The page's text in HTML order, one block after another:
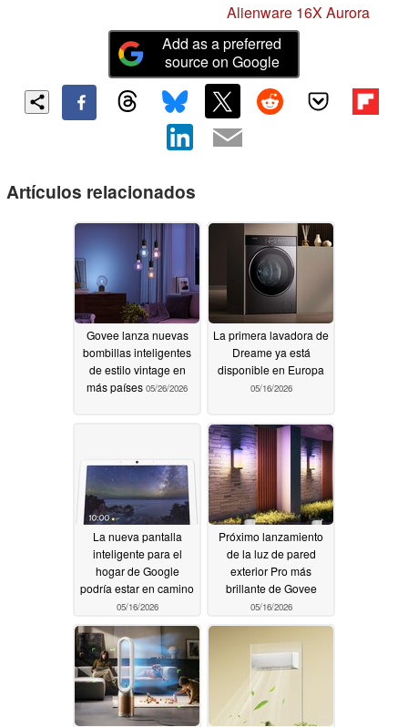
Alienware 16X Aurora
Add as a preferred
source on Google
Artículos relacionados
Govee lanza nuevas
bombillas inteligentes
de estilo vintage en
más países 05/26/2026
La primera lavadora de
Dreame ya está
disponible en Europa
05/16/2026
La nueva pantalla
inteligente para el
hogar de Google
podría estar en camino
05/16/2026
Próximo lanzamiento
de la luz de pared
exterior Pro más
brillante de Govee
05/16/2026